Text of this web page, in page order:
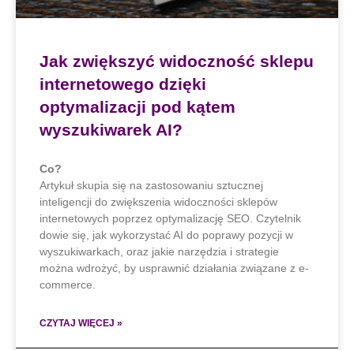
Jak zwiększyć widoczność sklepu
internetowego dzięki
optymalizacji pod kątem
wyszukiwarek AI?
Co?
Artykuł skupia się na zastosowaniu sztucznej
inteligencji do zwiększenia widoczności sklepów
internetowych poprzez optymalizację SEO. Czytelnik
dowie się, jak wykorzystać AI do poprawy pozycji w
wyszukiwarkach, oraz jakie narzędzia i strategie
można wdrożyć, by usprawnić działania związane z e-
commerce.
CZYTAJ WIĘCEJ »